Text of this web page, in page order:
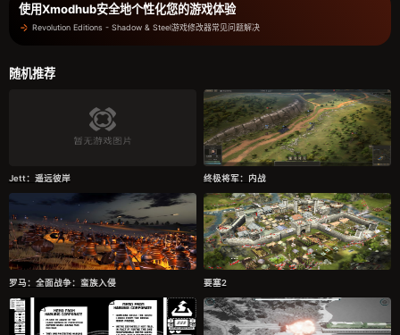
使用Xmodhub安全地个性化您的游戏体验
Revolution Editions - Shadow & Steel游戏修改器常见问题解决
随机推荐
Jett：遥远彼岸 终极将军：内战
罗马：全面战争：蛮族入侵 要塞2